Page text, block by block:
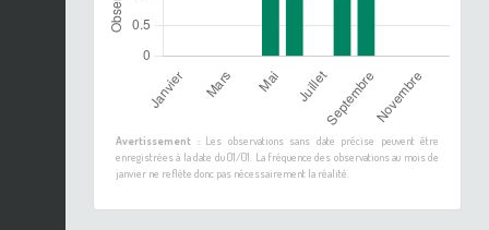
Avertissement :Les observations sans date précise peuvent être
enregistrées à la date du 01/01. La fréquence des observations au mois de
janvier ne reflète donc pas nécessairement la réalité.